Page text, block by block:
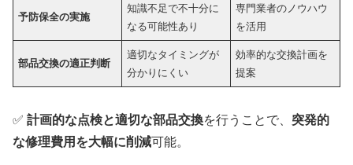
予防保全の実施
知識不足で不十分に
なる可能性あり
専門業者のノウハウ
を活用
部品交換の適正判断
適切なタイミングが
分かりにくい
効率的な交換計画を
提案
✅ 計画的な点検と適切な部品交換を行うことで、 突発的
な修理費用を大幅に削減可能。